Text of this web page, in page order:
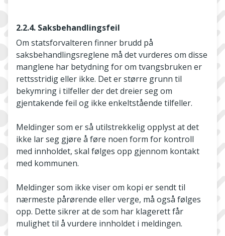
2.2.4. Saksbehandlingsfeil
Om statsforvalteren finner brudd på
saksbehandlingsreglene må det vurderes om disse
manglene har betydning for om tvangsbruken er
rettsstridig eller ikke. Det er større grunn til
bekymring i tilfeller der det dreier seg om
gjentakende feil og ikke enkeltstående tilfeller.
Meldinger som er så utilstrekkelig opplyst at det
ikke lar seg gjøre å føre noen form for kontroll
med innholdet, skal følges opp gjennom kontakt
med kommunen.
Meldinger som ikke viser om kopi er sendt til
nærmeste pårørende eller verge, må også følges
opp. Dette sikrer at de som har klagerett får
mulighet til å vurdere innholdet i meldingen.